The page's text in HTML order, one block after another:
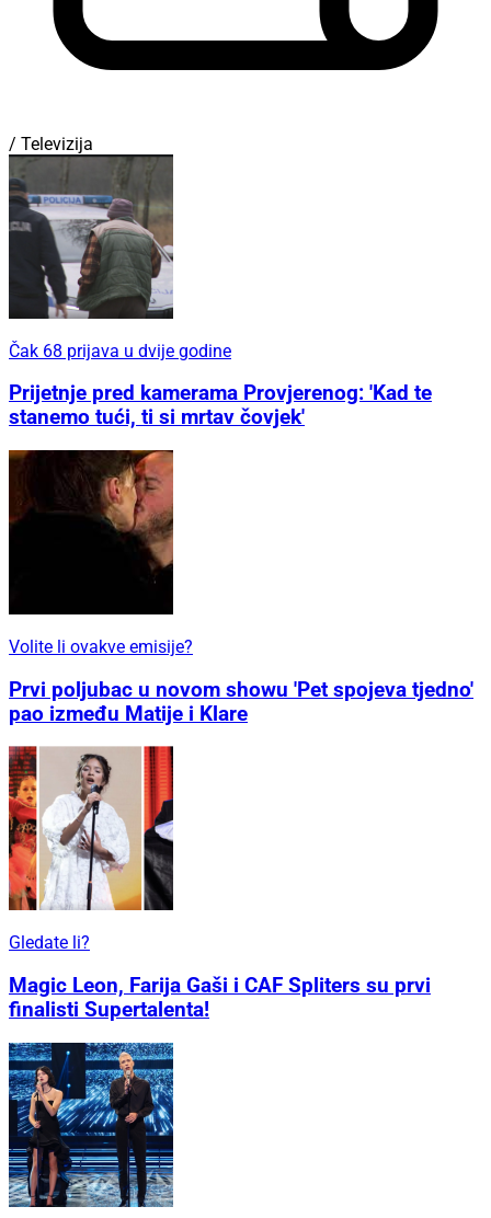
/ Televizija
Čak 68 prijava u dvije godine
Prijetnje pred kamerama Provjerenog: 'Kad te
stanemo tući, ti si mrtav čovjek'
Volite li ovakve emisije?
Prvi poljubac u novom showu 'Pet spojeva tjedno'
pao između Matije i Klare
Gledate li?
Magic Leon, Farija Gaši i CAF Spliters su prvi
finalisti Supertalenta!